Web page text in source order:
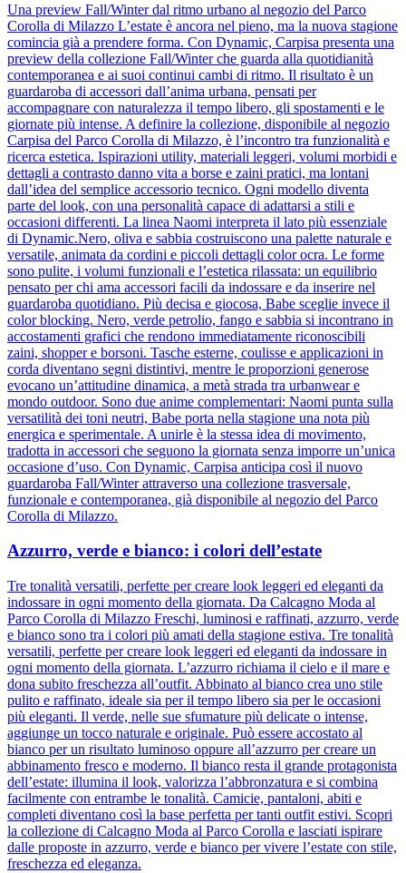
Una preview Fall/Winter dal ritmo urbano al negozio del Parco
Corolla di Milazzo L’estate è ancora nel pieno, ma la nuova stagione
comincia già a prendere forma. Con Dynamic, Carpisa presenta una
preview della collezione Fall/Winter che guarda alla quotidianità
contemporanea e ai suoi continui cambi di ritmo. Il risultato è un
guardaroba di accessori dall’anima urbana, pensati per
accompagnare con naturalezza il tempo libero, gli spostamenti e le
giornate più intense. A definire la collezione, disponibile al negozio
Carpisa del Parco Corolla di Milazzo, è l’incontro tra funzionalità e
ricerca estetica. Ispirazioni utility, materiali leggeri, volumi morbidi e
dettagli a contrasto danno vita a borse e zaini pratici, ma lontani
dall’idea del semplice accessorio tecnico. Ogni modello diventa
parte del look, con una personalità capace di adattarsi a stili e
occasioni differenti. La linea Naomi interpreta il lato più essenziale
di Dynamic.Nero, oliva e sabbia costruiscono una palette naturale e
versatile, animata da cordini e piccoli dettagli color ocra. Le forme
sono pulite, i volumi funzionali e l’estetica rilassata: un equilibrio
pensato per chi ama accessori facili da indossare e da inserire nel
guardaroba quotidiano. Più decisa e giocosa, Babe sceglie invece il
color blocking. Nero, verde petrolio, fango e sabbia si incontrano in
accostamenti grafici che rendono immediatamente riconoscibili
zaini, shopper e borsoni. Tasche esterne, coulisse e applicazioni in
corda diventano segni distintivi, mentre le proporzioni generose
evocano un’attitudine dinamica, a metà strada tra urbanwear e
mondo outdoor. Sono due anime complementari: Naomi punta sulla
versatilità dei toni neutri, Babe porta nella stagione una nota più
energica e sperimentale. A unirle è la stessa idea di movimento,
tradotta in accessori che seguono la giornata senza imporre un’unica
occasione d’uso. Con Dynamic, Carpisa anticipa così il nuovo
guardaroba Fall/Winter attraverso una collezione trasversale,
funzionale e contemporanea, già disponibile al negozio del Parco
Corolla di Milazzo.
Azzurro, verde e bianco: i colori dell’estate
Tre tonalità versatili, perfette per creare look leggeri ed eleganti da
indossare in ogni momento della giornata. Da Calcagno Moda al
Parco Corolla di Milazzo Freschi, luminosi e raffinati, azzurro, verde
e bianco sono tra i colori più amati della stagione estiva. Tre tonalità
versatili, perfette per creare look leggeri ed eleganti da indossare in
ogni momento della giornata. L’azzurro richiama il cielo e il mare e
dona subito freschezza all’outfit. Abbinato al bianco crea uno stile
pulito e raffinato, ideale sia per il tempo libero sia per le occasioni
più eleganti. Il verde, nelle sue sfumature più delicate o intense,
aggiunge un tocco naturale e originale. Può essere accostato al
bianco per un risultato luminoso oppure all’azzurro per creare un
abbinamento fresco e moderno. Il bianco resta il grande protagonista
dell’estate: illumina il look, valorizza l’abbronzatura e si combina
facilmente con entrambe le tonalità. Camicie, pantaloni, abiti e
completi diventano così la base perfetta per tanti outfit estivi. Scopri
la collezione di Calcagno Moda al Parco Corolla e lasciati ispirare
dalle proposte in azzurro, verde e bianco per vivere l’estate con stile,
freschezza ed eleganza.